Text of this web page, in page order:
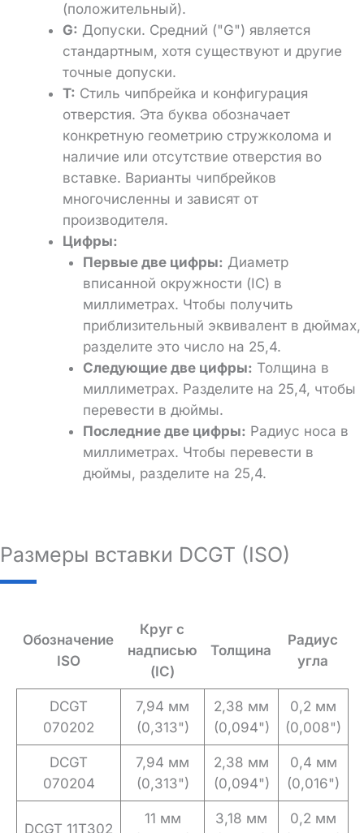
(положительный).
G: Допуски. Средний ("G") является
стандартным, хотя существуют и другие
точные допуски.
T: Стиль чипбрейка и конфигурация
отверстия. Эта буква обозначает
конкретную геометрию стружколома и
наличие или отсутствие отверстия во
вставке. Варианты чипбрейков
многочисленны и зависят от
производителя.
Цифры:
Первые две цифры: Диаметр
вписанной окружности (IC) в
миллиметрах. Чтобы получить
приблизительный эквивалент в дюймах,
разделите это число на 25,4.
Следующие две цифры: Толщина в
миллиметрах. Разделите на 25,4, чтобы
перевести в дюймы.
Последние две цифры: Радиус носа в
миллиметрах. Чтобы перевести в
дюймы, разделите на 25,4.
Размеры вставки DCGT (ISO)
Обозначение
ISO
Круг с
надписью
(IC)
Толщина
Радиус
угла
DCGT
070202
7,94 мм
(0,313")
2,38 мм
(0,094")
0,2 мм
(0,008")
DCGT
070204
7,94 мм
(0,313")
2,38 мм
(0,094")
0,4 мм
(0,016")
DCGT 11T302
11 мм
3,18 мм
0,2 мм